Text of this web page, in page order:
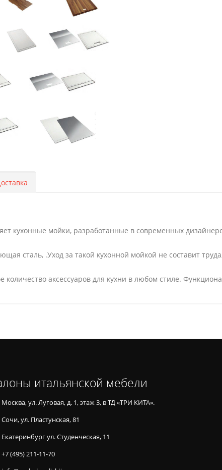
кухонные мойки, разработанные в современных
сталь, .Уход за такой кухонной мойкой не составит
аксессуаров для кухни в любом стиле.
итальянской мебели
Москва, ул. Луговая, д. 1, этаж 3, в ТД «ТРИ КИТА».
Сочи, ул. Пластунская, 81
Екатеринбург ул. Студенческая, 11
+7 (495) 211-11-70